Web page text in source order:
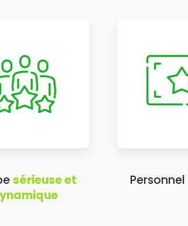
sérieuse et
Personnel